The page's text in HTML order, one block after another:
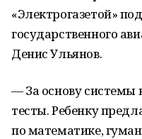
«Электрогазетой»
государственного
Денис Ульянов.
— За основу системы
тесты. Ребенку
по математике,